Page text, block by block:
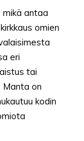
antaa
omien
eri
tai
Manta on
kodin